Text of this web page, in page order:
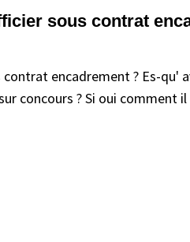
sous contrat
encadrement ? Es-qu'
concours ? Si oui comment il